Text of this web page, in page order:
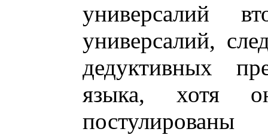
универсалий
универсалий,
дедуктивных
языка, хотя